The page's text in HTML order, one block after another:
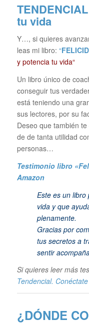
TENDENCIAL
tu vida
Y…, si quieres
leas mi libro: “
y potencia tu vida“
Un libro único de
conseguir tus
está teniendo una
sus lectores, por su
Deseo que también
de de tanta utilidad
personas…
Testimonio libro
Amazon
Este es un
vida y que
plenamente.
Gracias por
tus secretos a
sentir
Si quieres leer más
Tendencial.
¿DÓNDE